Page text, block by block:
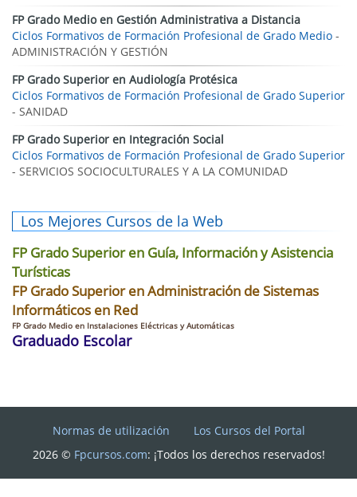
FP Grado Medio en Gestión Administrativa a Distancia
Ciclos Formativos de Formación Profesional de Grado Medio -
ADMINISTRACIÓN Y GESTIÓN
FP Grado Superior en Audiología Protésica
Ciclos Formativos de Formación Profesional de Grado Superior
- SANIDAD
FP Grado Superior en Integración Social
Ciclos Formativos de Formación Profesional de Grado Superior
- SERVICIOS SOCIOCULTURALES Y A LA COMUNIDAD
Los Mejores Cursos de la Web
FP Grado Superior en Guía, Información y Asistencia
Turísticas
FP Grado Superior en Administración de Sistemas
Informáticos en Red
FP Grado Medio en Instalaciones Eléctricas y Automáticas
Graduado Escolar
Normas de utilización
Los Cursos del Portal
2026 © Fpcursos.com: ¡Todos los derechos reservados!